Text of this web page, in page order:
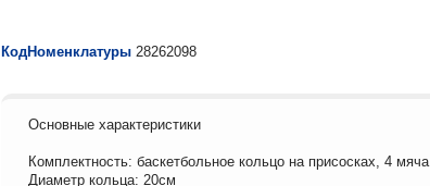
КодНоменклатуры 28262098
Основные характеристики
Комплектность: баскетбольное кольцо на присосках, 4 мяча
Диаметр кольца: 20см